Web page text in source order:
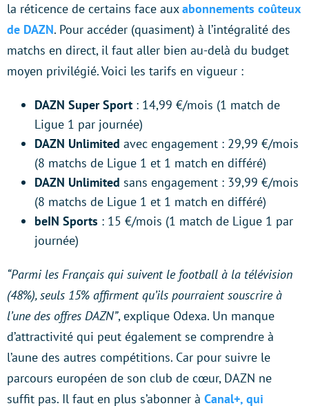
la réticence de certains face auxabonnements coûteux
de DAZN. Pour accéder (quasiment) à l’intégralité des
matchs en direct, il faut aller bien au-delà du budget
moyen privilégié. Voici les tarifs en vigueur :
DAZN Super Sport : 14,99 €/mois (1 match de
Ligue 1 par journée)
DAZN Unlimited avec engagement : 29,99 €/mois
(8 matchs de Ligue 1 et 1 match en différé)
DAZN Unlimited sans engagement : 39,99 €/mois
(8 matchs de Ligue 1 et 1 match en différé)
beIN Sports : 15 €/mois (1 match de Ligue 1 par
journée)
“Parmi les Français qui suivent le football à la télévision
(48%), seuls 15% affirment qu’ils pourraient souscrire à
l’une des offres DAZN”, explique Odexa. Un manque
d’attractivité qui peut également se comprendre à
l’aune des autres compétitions. Car pour suivre le
parcours européen de son club de cœur, DAZN ne
suffit pas. Il faut en plus s’abonner à Canal+, qui